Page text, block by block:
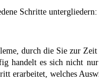
Schritte untergliedern:
durch die Sie zur
handelt es sich nicht
erarbeitet, welches